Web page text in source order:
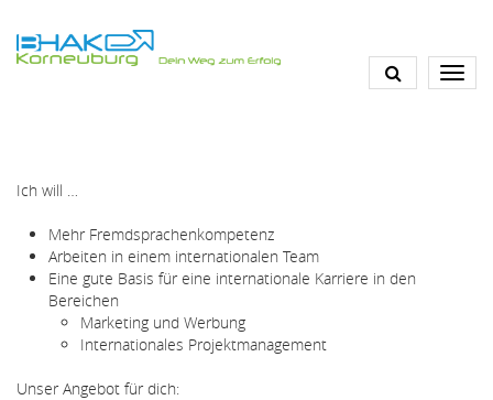
main
Ich will …
Mehr Fremdsprachenkompetenz
Arbeiten in einem internationalen Team
Eine gute Basis für eine internationale Karriere in den
Bereichen
Marketing und Werbung
Internationales Projektmanagement
Unser Angebot für dich: